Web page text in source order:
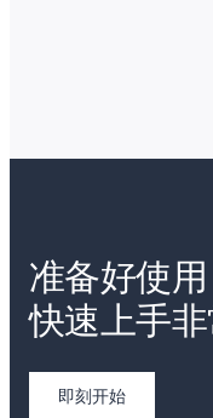
准备好使
快速上手
即刻开始